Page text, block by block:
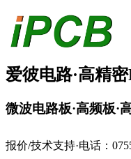
爱彼电路·高精
微波电路板·高频板·
报价/技术支持·电话：